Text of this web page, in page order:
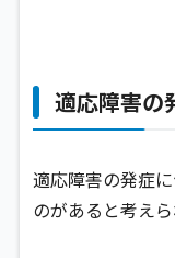
適応障害の
適応障害の発症
のがあると考えら